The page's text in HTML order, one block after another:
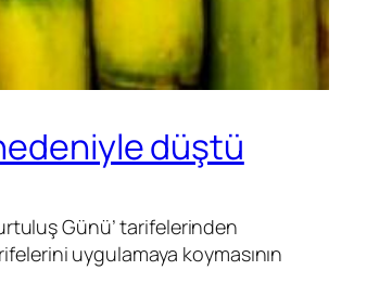
düştü
Günü’ tarifelerinden
uygulamaya koymasının